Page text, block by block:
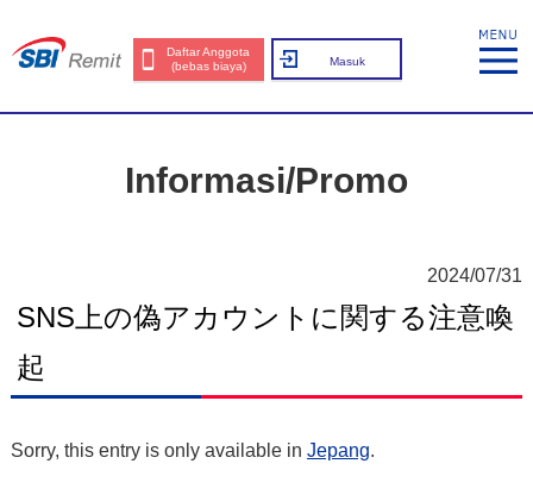
Daftar Anggota
(bebas biaya)
Masuk
Informasi/Promo
2024/07/31
SNS上の偽アカウントに関する注意喚
起
Sorry, this entry is only available in Jepang.